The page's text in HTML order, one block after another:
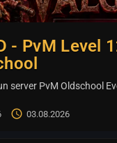
- PvM Level
03.08.2026